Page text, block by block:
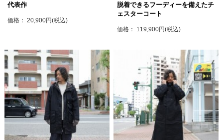
代表作
価格： 20,900円(税込)
脱着できるフーディーを備えたチ
ェスターコート
価格： 119,900円(税込)